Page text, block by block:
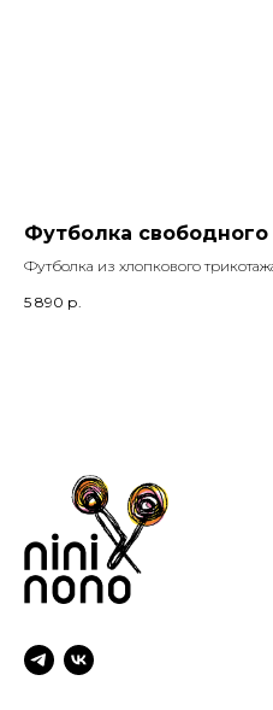
Футболка свободного
Футболка из хлопкового
5 890 р.